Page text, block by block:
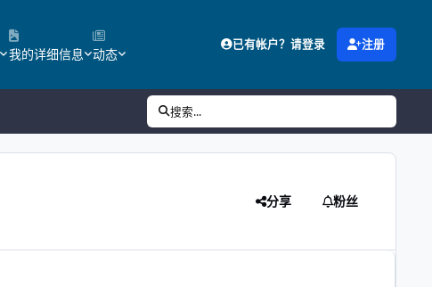
我的详细信息 动态
已有帐户？请登录 注册
搜索...
分享 粉丝